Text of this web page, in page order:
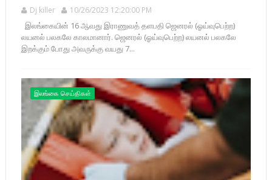
Dj killer 10/26/2023 12:20:00 PM
இலங்கையின் 16 ஆவது இராணுவத் தளபதி ஜெனரல் (ஓய்வுபெற்ற)
லயனல் பலகலே காலமானார். ஜெனரல் (ஓய்வுபெற்ற) லயனல் பலகலே
இறக்கும் போது அவருக்கு வயது 7...
இலங்கை செய்திகள்